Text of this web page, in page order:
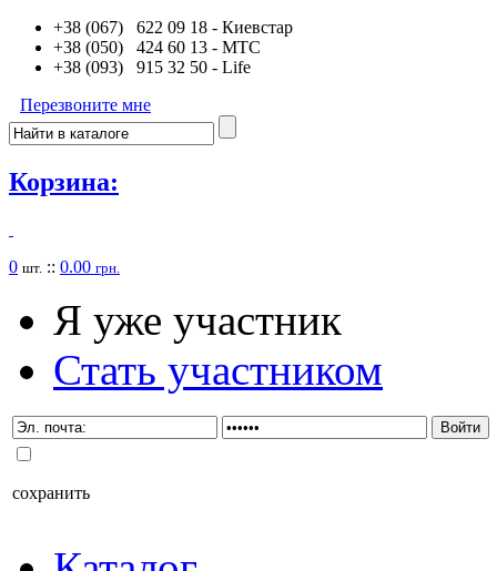
+38 (067) 622 09 18 - Киевстар
+38 (050) 424 60 13 - MTC
+38 (093) 915 32 50 - Life
Перезвоните мне
Корзина:
0 шт. :: 0.00 грн.
Я уже участник
Стать участником
сохранить